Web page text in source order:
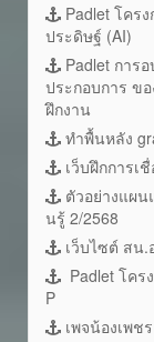
Padlet โคร
ประดิษฐ์ (AI)
Padlet การ
ประกอบการ ข
ฝึกงาน
ทำพื้นหลัง
เว็บฝึกการเ
ตัวอย่างแผ
นรู้ 2/2568
เว็บไซต์ สน.
Padlet โคร
P
เพจน้องเพช